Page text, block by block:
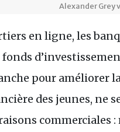
Alexander Grey
en ligne, les
fonds
pour améliorer
des jeunes, ne
commerciales